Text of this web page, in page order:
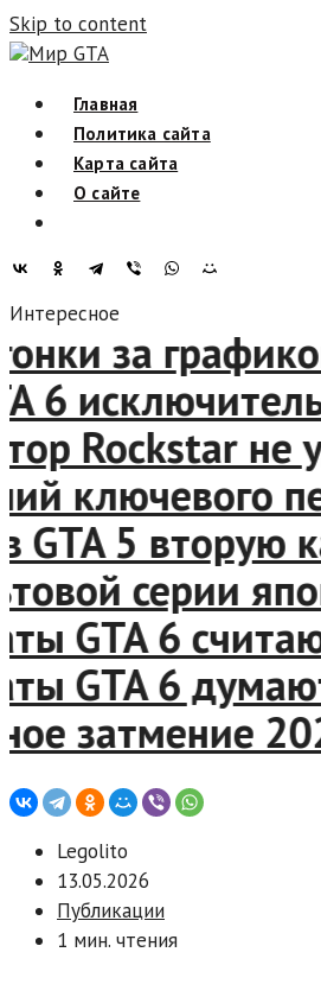
Skip to content
Мир GTA
Главная
Политика сайта
Карта сайта
О сайте
Интересное
за
не
5 вторую
серии
6
6 думают,
затмение
Legolito
13.05.2026
Публикации
1 мин. чтения